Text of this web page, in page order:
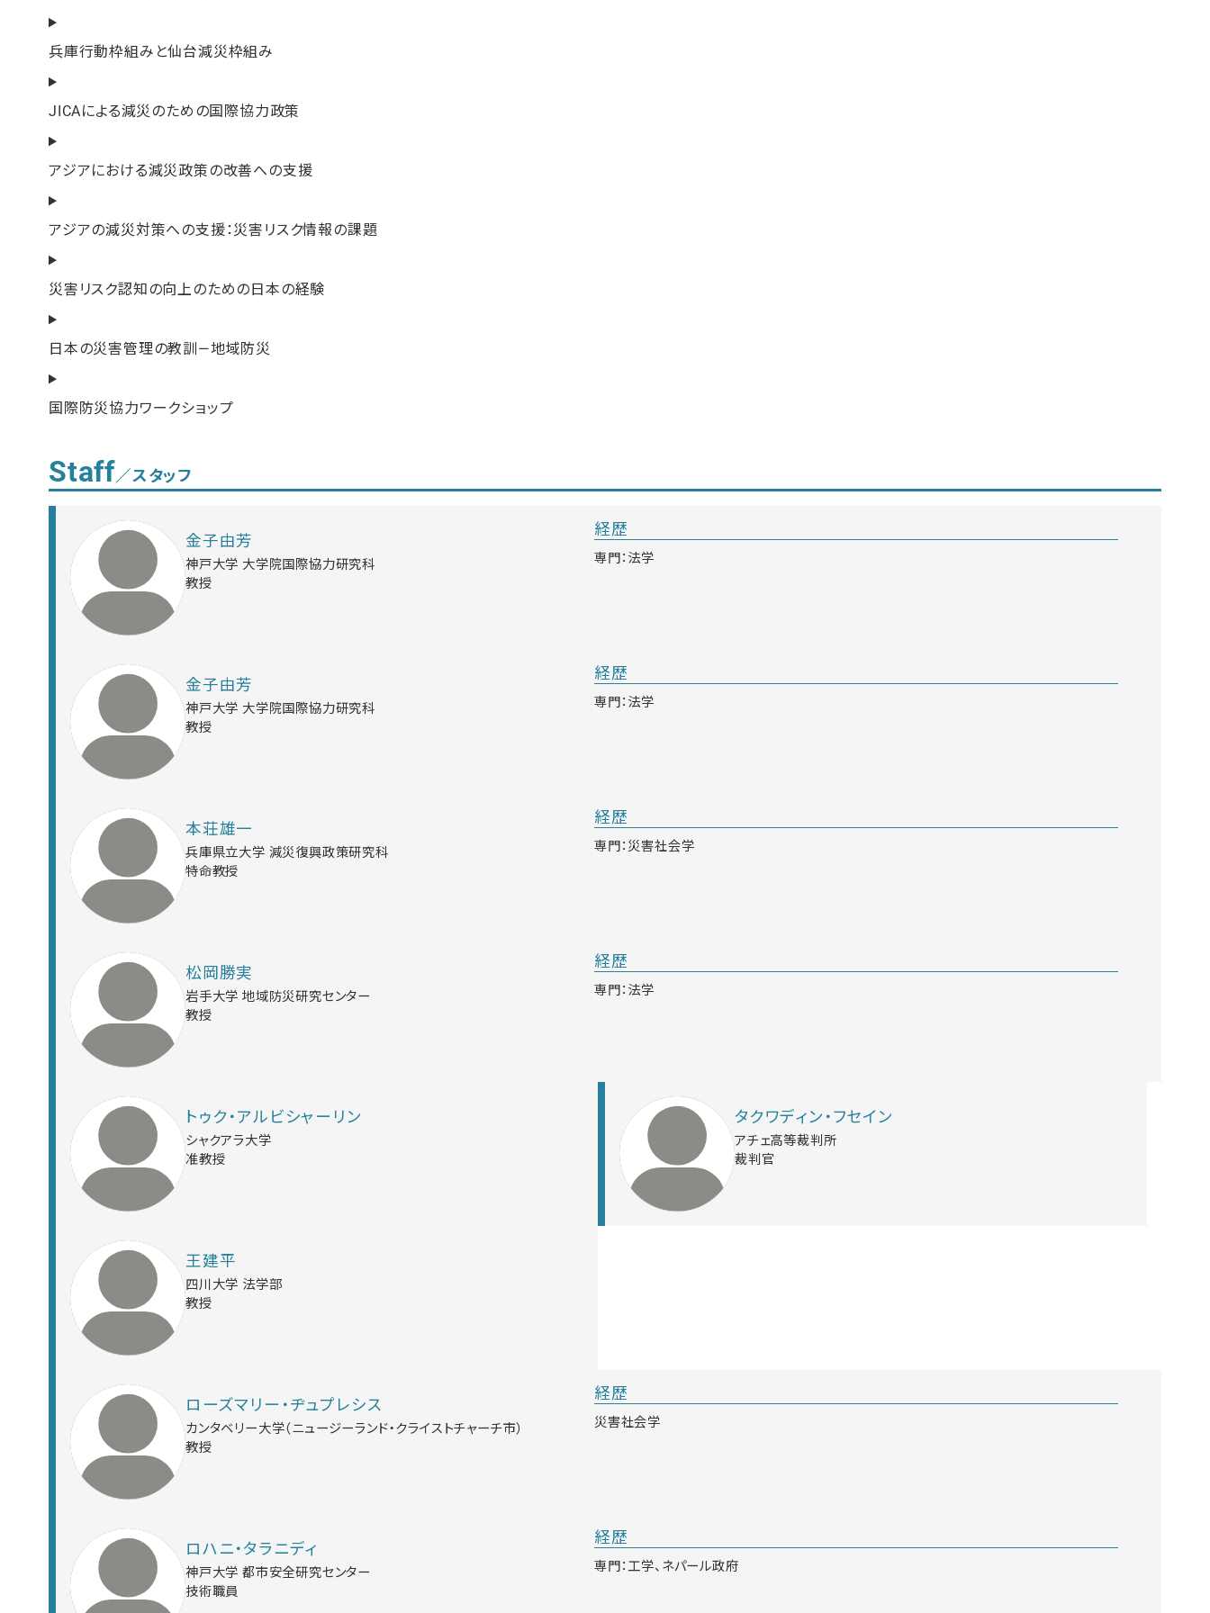
兵庫行動枠組みと仙台減災枠組み
JICAによる減災のための国際協力政策
アジアにおける減災政策の改善への支援
アジアの減災対策への支援：災害リスク情報の課題
災害リスク認知の向上のための日本の経験
日本の災害管理の教訓―地域防災
国際防災協力ワークショップ
Staff／スタッフ
金子由芳
神戸大学 大学院国際協力研究科
教授
経歴
専門：法学
金子由芳
神戸大学 大学院国際協力研究科
教授
経歴
専門：法学
本荘雄一
兵庫県立大学 減災復興政策研究科
特命教授
経歴
専門：災害社会学
松岡勝実
岩手大学 地域防災研究センター
教授
経歴
専門：法学
トゥク・アルビシャーリン
シャクアラ大学
准教授
タクワディン・フセイン
アチェ高等裁判所
裁判官
王建平
四川大学 法学部
教授
ローズマリー・ヂュプレシス
カンタベリー大学（ニュージーランド・クライストチャーチ市）
教授
経歴
災害社会学
ロハニ・タラニディ
神戸大学 都市安全研究センター
技術職員
経歴
専門：工学、ネパール政府